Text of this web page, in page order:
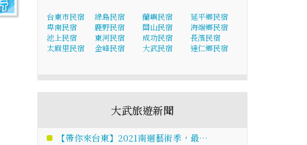
台東市民宿 綠島民宿 蘭嶼民宿
延平鄉民宿
卑南民宿
鹿野民宿 關山民宿
海端鄉民宿
池上民宿
東河民宿 成功民宿
長濱民宿
太麻里民宿
金峰民宿 大武民宿 達仁鄉民宿
大武旅遊新聞
【帶你來台東】2021南迴藝術季，最…